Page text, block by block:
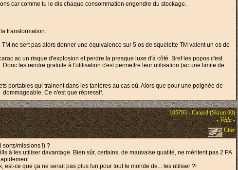
car comme tu le dis chaque consommation engendre du stockage.
transformation.
ne sert pas alors donner une équivalence sur 5 os de squelette TM valent un os de
ac un risque d'explosion et perdre la presque luxe d'à côté. Bref les popos c'est
les rendre gratuite à l'utilisation c'est permettre leur utilisation (ac une limite de
portables qui trainent dans les tanières au cas où. Alors que pour une poignée de
Ce n'est que répressif.
105793 - Canard (Skrim 60)
-Véda-
Citer
sorts/missions !) ?
à les utiliser davantage. Bien sûr, certains, de mauvaise qualité, ne méritent pas 2 PA
ce que ça ne serait pas plus fun pour tout le monde de... les utiliser ?!